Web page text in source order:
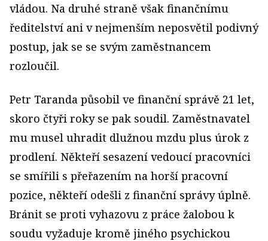
vládou. Na druhé straně však finančnímu
ředitelství ani v nejmenším neposvětil podivný
postup, jak se se svým zaměstnancem
rozloučil.
Petr Taranda působil ve finanční správě 21 let,
skoro čtyři roky se pak soudil. Zaměstnavatel
mu musel uhradit dlužnou mzdu plus úrok z
prodlení. Někteří sesazení vedoucí pracovníci
se smířili s přeřazením na horší pracovní
pozice, někteří odešli z finanční správy úplně.
Bránit se proti vyhazovu z práce žalobou k
soudu vyžaduje kromě jiného psychickou